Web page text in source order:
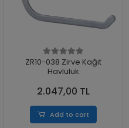
ZR10-038 Zirve Kağıt
Havluluk
2.047,00 TL
Add to cart